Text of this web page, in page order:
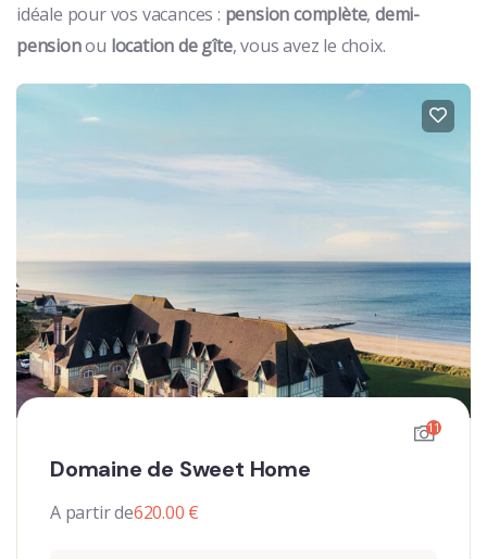
idéale pour vos vacances : pension complète,demi-
pensionou location de gîte, vous avez le choix.
11
Domaine de Sweet Home
A partir de620.00 €